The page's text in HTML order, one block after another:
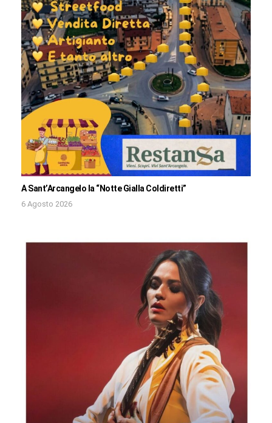
A Sant’Arcangelo la “Notte Gialla Coldiretti”
6 Agosto 2026